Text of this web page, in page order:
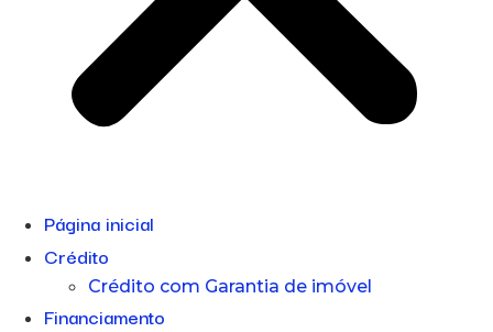
Página inicial
Crédito
Crédito com Garantia de imóvel
Financiamento